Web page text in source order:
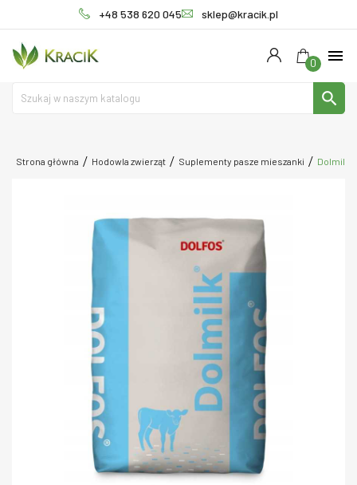
+48 538 620 045 sklep@kracik.pl
0 menu
search
Strona główna Hodowla zwierząt Suplementy pasze mieszanki Dolmilk